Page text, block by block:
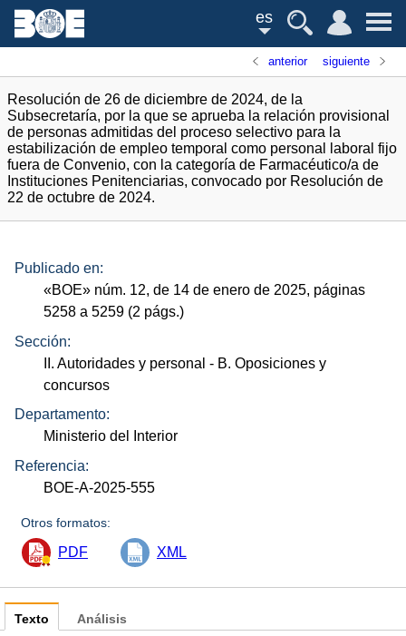
es
anterior siguiente
Resolución de 26 de diciembre de 2024, de la
Subsecretaría, por la que se aprueba la relación provisional
de personas admitidas del proceso selectivo para la
estabilización de empleo temporal como personal laboral fijo
fuera de Convenio, con la categoría de Farmacéutico/a de
Instituciones Penitenciarias, convocado por Resolución de
22 de octubre de 2024.
Publicado en:
«BOE» núm. 12, de 14 de enero de 2025, páginas
5258 a 5259 (2 págs.)
Sección:
II. Autoridades y personal - B. Oposiciones y
concursos
Departamento:
Ministerio del Interior
Referencia:
BOE-A-2025-555
Otros formatos:
PDF XML
Texto Análisis